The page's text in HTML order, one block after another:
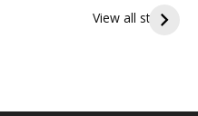
View all stories
ఇంద్రకీలాద్రి గిరి ప్రదక్షిణ